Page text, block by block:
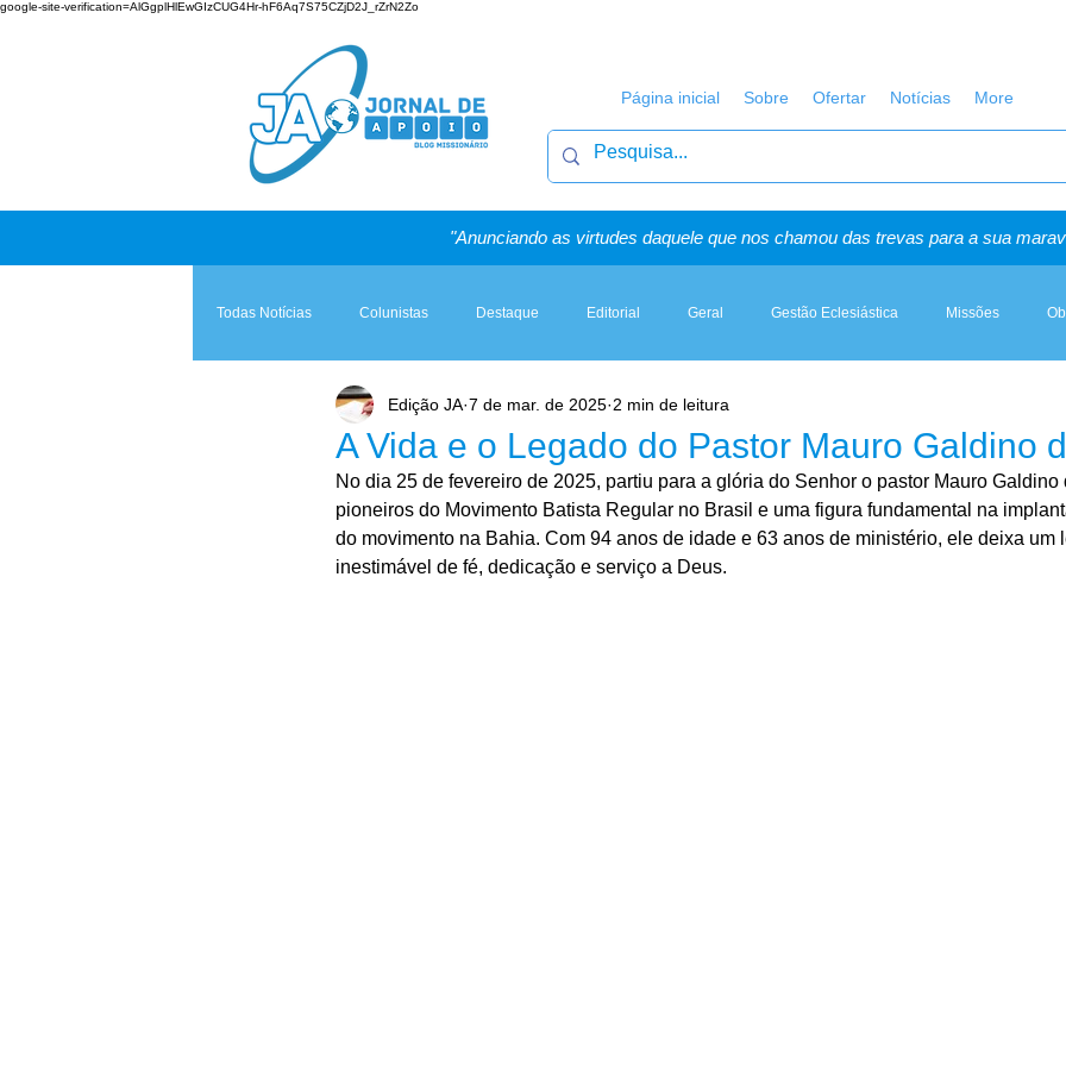
google-site-verification=AlGgplHlEwGIzCUG4Hr-hF6Aq7S75CZjD2J_rZrN2Zo
Página inicial Sobre Ofertar Notícias More
"Anunciando as virtudes daquele que nos chamou das trevas para a sua
Todas Notícias Colunistas Destaque Editorial Geral Gestão Eclesiástica Missões
Teologia & Prática A Igreja e a Lei Artigos, Sermões & Esboços
A Vida e o Legado do Pastor Mauro Galdino
Edição JA 7 de mar. de 2025 2 min de leitura
No dia 25 de fevereiro de 2025, partiu para a glória do Senhor o pastor Mauro Galdino
pioneiros do Movimento Batista Regular no Brasil e uma figura fundamental na
do movimento na Bahia. Com 94 anos de idade e 63 anos de ministério, ele deixa um
inestimável de fé, dedicação e serviço a Deus.